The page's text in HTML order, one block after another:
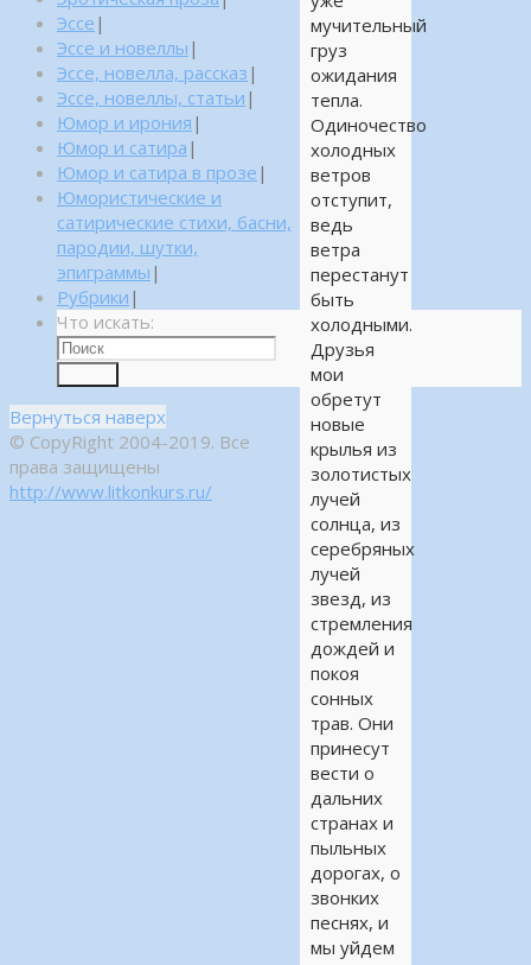
мучительный
груз
ожидания
тепла.
Одиночество
холодных
ветров
отступит,
ведь
ветра
перестанут
быть
холодными.
Друзья
мои
обретут
новые
крылья из
золотистых
лучей
солнца, из
серебряных
лучей
звезд, из
стремления
дождей и
покоя
сонных
трав. Они
принесут
вести о
дальних
странах и
пыльных
дорогах, о
звонких
песнях, и
мы уйдем
Эссе |
Эссе и новеллы |
Эссе, новелла, рассказ |
Эссе, новеллы, статьи |
Юмор и ирония |
Юмор и сатира |
Юмор и сатира в прозе |
Юмористические и
сатирические стихи, басни,
пародии, шутки,
эпиграммы |
Рубрики |
Что искать:
Вернуться наверх
© CopyRight 2004-2019. Все
права защищены
http://www.litkonkurs.ru/